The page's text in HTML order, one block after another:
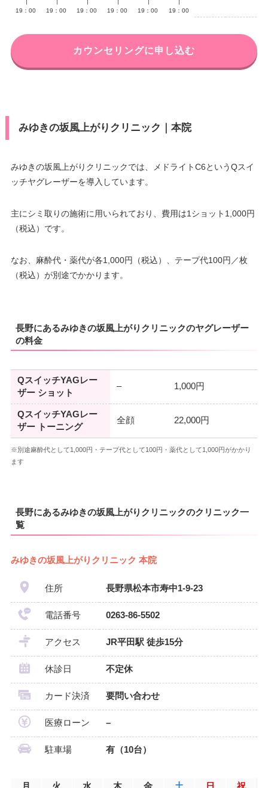
19：00
19：00
19：00
19：00
19：00
19：00
カウンセリングに申し込む
みゆきの坂風上がりクリニック｜本院
みゆきの坂風上がりクリニックでは、メドライトC6というQスイ
ッチヤグレーザーを導入しています。
主にシミ取りの施術に用いられており、費用は1ショット1,000円
（税込）です。
なお、麻酔代・薬代が各1,000円（税込）、テープ代100円／枚
（税込）が別途でかかります。
長野にあるみゆきの坂風上がりクリニックのヤグレーザー
の料金
QスイッチYAGレー
ザー ショット
– 1,000円
QスイッチYAGレー
ザー トーニング
全顔 22,000円
※別途麻酔代として1,000円・テープ代として100円・薬代として1,000円がかかり
ます
長野にあるみゆきの坂風上がりクリニックのクリニック一
覧
みゆきの坂風上がりクリニック 本院
住所 長野県松本市寿中1-9-23
電話番号 0263-86-5502
アクセス JR平田駅 徒歩15分
休診日 不定休
カード決済 要問い合わせ
医療ローン –
駐車場 有（10台）